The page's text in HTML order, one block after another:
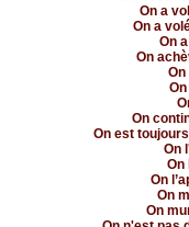
On a
On a
On
On
On
On
On est
On
On
On
On
On